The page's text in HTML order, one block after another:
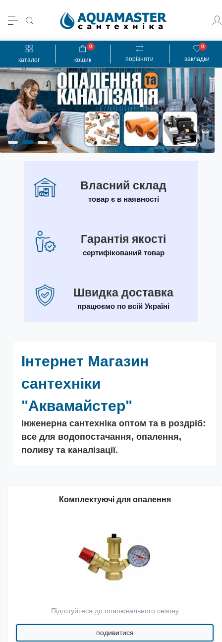
каталог порівняти закладки
0
кошик
0
Власний склад
товар є в наявності
Гарантія якості
сертифікований товар
Швидка доставка
працюємо по всій Україні
Iнтернет Магазин
сантехніки
"Аквамайстер"
Інженерна сантехніка оптом та в роздріб:
все для водопостачання, опалення,
поливу та каналізації.
Комплектуючі для опалення
Підготуйтеся до опалювального сезону
подивитися